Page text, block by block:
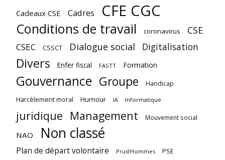
Cadeaux CSE Cadres CFE CGC
Conditions de travail coronavirus CSE
CSEC CSSCT Dialogue social Digitalisation
Divers Enfer fiscal FASTT Formation
Gouvernance Groupe Handicap
Harcèlement moral Humour IA Informatique
juridique Management Mouvement social
NAO Non classé
Plan de départ volontaire Prud'Hommes PSE